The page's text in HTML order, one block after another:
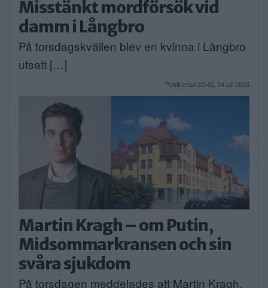
Misstänkt mordförsök vid
damm i Långbro
På torsdagskvällen blev en kvinna i Långbro
utsatt […]
Publicerad 20:45, 24 juli 2026
Martin Kragh – om Putin,
Midsommarkransen och sin
svåra sjukdom
På torsdagen meddelades att Martin Kragh,